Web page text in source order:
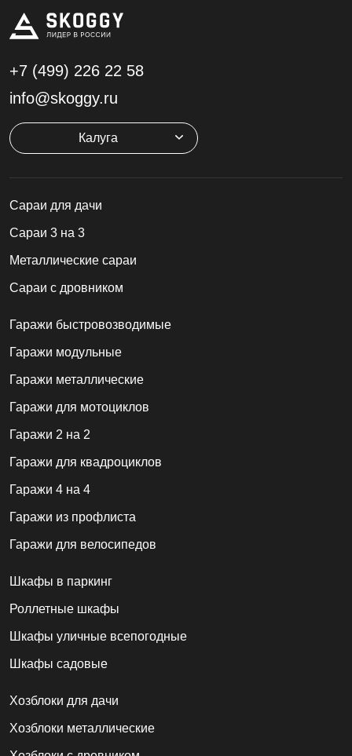
+7 (499) 226 22 58
info@skoggy.ru
Калуга
Cараи для дачи
Сараи 3 на 3
Металлические сараи
Сараи с дровником
Гаражи быстровозводимые
Гаражи модульные
Гаражи металлические
Гаражи для мотоциклов
Гаражи 2 на 2
Гаражи для квадроциклов
Гаражи 4 на 4
Гаражи из профлиста
Гаражи для велосипедов
Шкафы в паркинг
Роллетные шкафы
Шкафы уличные всепогодные
Шкафы садовые
Хозблоки для дачи
Хозблоки металлические